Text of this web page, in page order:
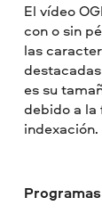
El vídeo
con o sin
las
es su
debido a la
indexación.